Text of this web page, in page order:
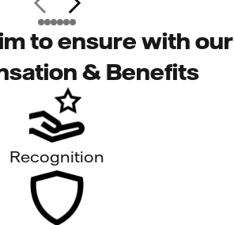
to ensure with our
& Benefits
Recognition